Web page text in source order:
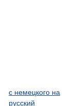
с немецкого на
русский